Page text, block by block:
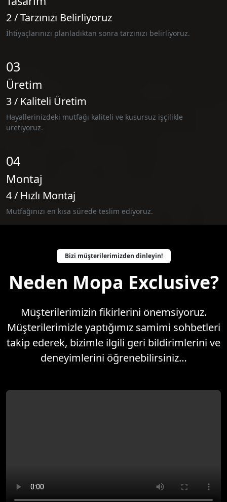
2 / Tarzınızı Belirliyoruz
İhtiyaçlarınızı planladıktan sonra tarzınızı belirliyoruz.
03
Üretim
3 / Kaliteli Üretim
Hayallerinizdeki mutfağı kaliteli ve kusursuz işçilikle
üretiyoruz.
04
Montaj
4 / Hızlı Montaj
Mutfağınızı en kısa sürede teslim ediyoruz.
Bizi müşterilerimizden dinleyin!
Neden Mopa Exclusive?
Müşterilerimizin fikirlerini önemsiyoruz.
Müşterilerimizle yaptığımız samimi sohbetleri
takip ederek, bizimle ilgili geri bildirimlerini ve
deneyimlerini öğrenebilirsiniz…